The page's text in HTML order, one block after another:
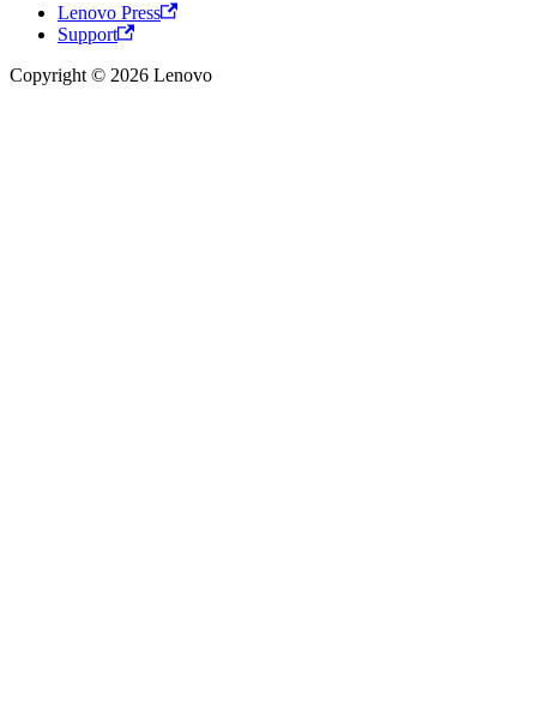
Lenovo Press
Support
Copyright © 2026 Lenovo